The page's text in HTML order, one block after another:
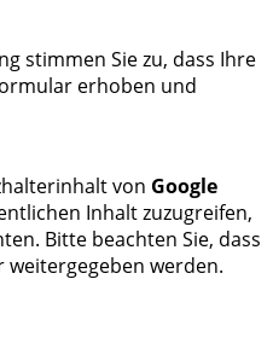
stimmen Sie zu, dass Ihre
erhoben und
von Google
Inhalt zuzugreifen,
Bitte beachten Sie, dass
werden.